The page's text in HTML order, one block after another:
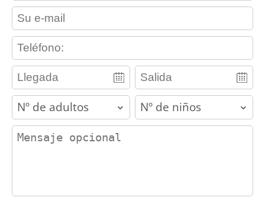
contact_email
contact_phone
adults children
contact_message